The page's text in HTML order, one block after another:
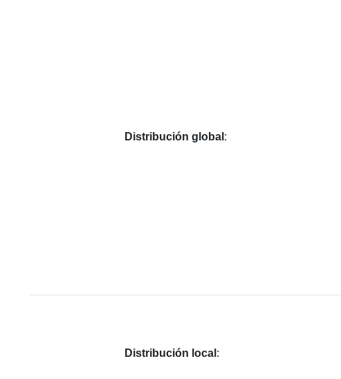
Distribución global :
Distribución local :